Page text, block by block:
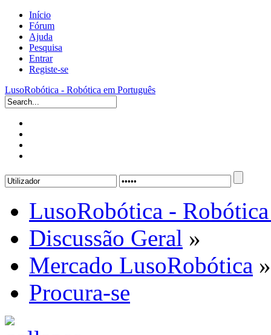
Início
Fórum
Ajuda
Pesquisa
Entrar
Registe-se
LusoRobótica - Robótica em Português
LusoRobótica -
Discussão Geral »
Mercado LusoRobótica »
Procura-se